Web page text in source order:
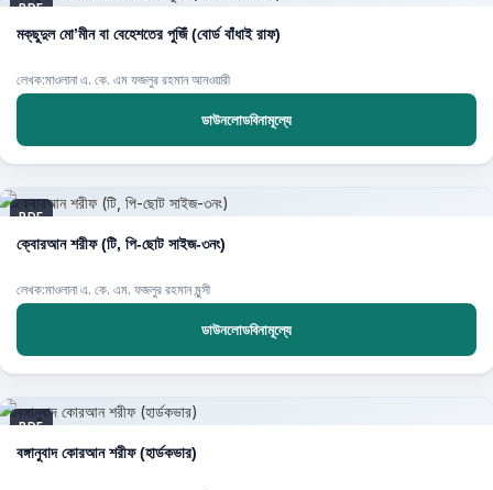
PDF
মক্‌ছুদুল মো’মীন বা বেহেশতের পুজিঁ (বোর্ড বাঁধাই রাফ)
লেখক:মাওলানা এ. কে. এম ফজলুর রহমান আনওয়ারী
ডাউনলোডবিনামূল্যে
PDF
ক্বোরআন শরীফ (টি, পি-ছোট সাইজ-৩নং)
লেখক:মাওলানা এ. কে. এম. ফজলুর রহমান মুন্সী
ডাউনলোডবিনামূল্যে
PDF
বঙ্গানুবাদ কোরআন শরীফ (হার্ডকভার)